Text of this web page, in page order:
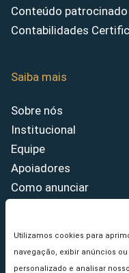
Utilizamos cookies para
navegação, exibir anúncios
personalizado e analisar
Conteúdo patrocinado
Contabilidades
Saiba mais
Sobre nós
Institucional
Equipe
Apoiadores
Como anunciar
Princípios Editoriais